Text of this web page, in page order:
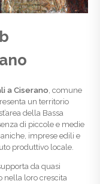
a Ciserano, comune
un territorio
della Bassa
di piccole e medie
imprese edili e
produttivo locale.
da quasi
nella loro crescita